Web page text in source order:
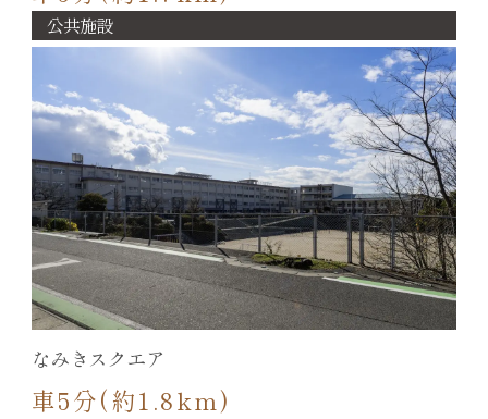
公共施設
なみきスクエア
車5分(約1.8km)